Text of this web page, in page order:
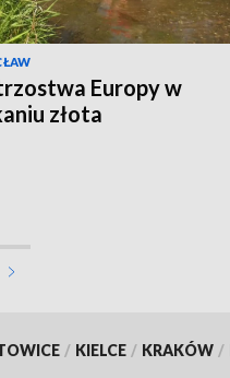
Europy w
złota
/ KIELCE / KRAKÓW /